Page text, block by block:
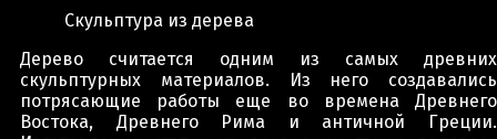
Скульптура из дерева
Дерево считается одним из самых древних
скульптурных материалов. Из него создавались
потрясающие работы еще во времена Древнего
Востока, Древнего Рима и античной Греции.